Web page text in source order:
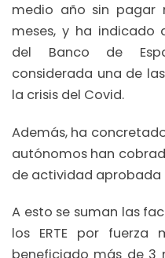
medio año sin pagar
meses, y ha indicado
del Banco de
considerada una de
la crisis del Covid.
Además, ha
autónomos han
de actividad aprobada
A esto se suman las
los ERTE por